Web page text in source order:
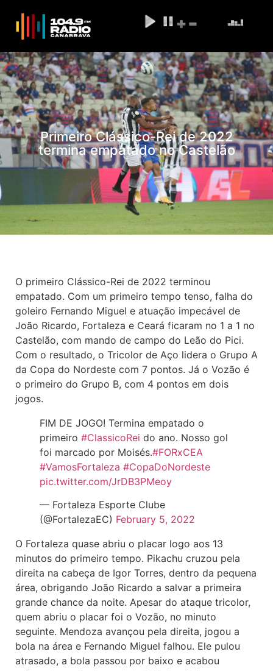
Primeiro Clássico-Rei de 2022
termina empatado no Castelão
O primeiro Clássico-Rei de 2022 terminou
empatado. Com um primeiro tempo tenso, falha do
goleiro Fernando Miguel e atuação impecável de
João Ricardo, Fortaleza e Ceará ficaram no 1 a 1 no
Castelão, com mando de campo do Leão do Pici.
Com o resultado, o Tricolor de Aço lidera o Grupo A
da Copa do Nordeste com 7 pontos. Já o Vozão é
o primeiro do Grupo B, com 4 pontos em dois
jogos.
FIM DE JOGO! Termina empatado o
primeiro #ClassicoRei do ano. Nosso gol
foi marcado por Moisés.#FORxCEA
#VamosFortaleza #CopaDoNordeste
pic.twitter.com/JrDB3PMeoy
— Fortaleza Esporte Clube
(@FortalezaEC) February 5, 2022
O Fortaleza quase abriu o placar logo aos 13
minutos do primeiro tempo. Pikachu cruzou pela
direita na cabeça de Igor Torres, dentro da pequena
área, obrigando João Ricardo a salvar a primeira
grande chance da noite. Apesar do ataque tricolor,
quem abriu o placar foi o Vozão, no minuto
seguinte. Mendoza avançou pela direita, jogou a
bola na área e Fernando Miguel falhou. Ele pulou
atrasado, a bola passou por baixo e acabou